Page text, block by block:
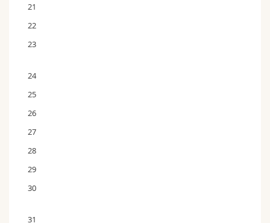
21
22
23
24
25
26
27
28
29
30
31